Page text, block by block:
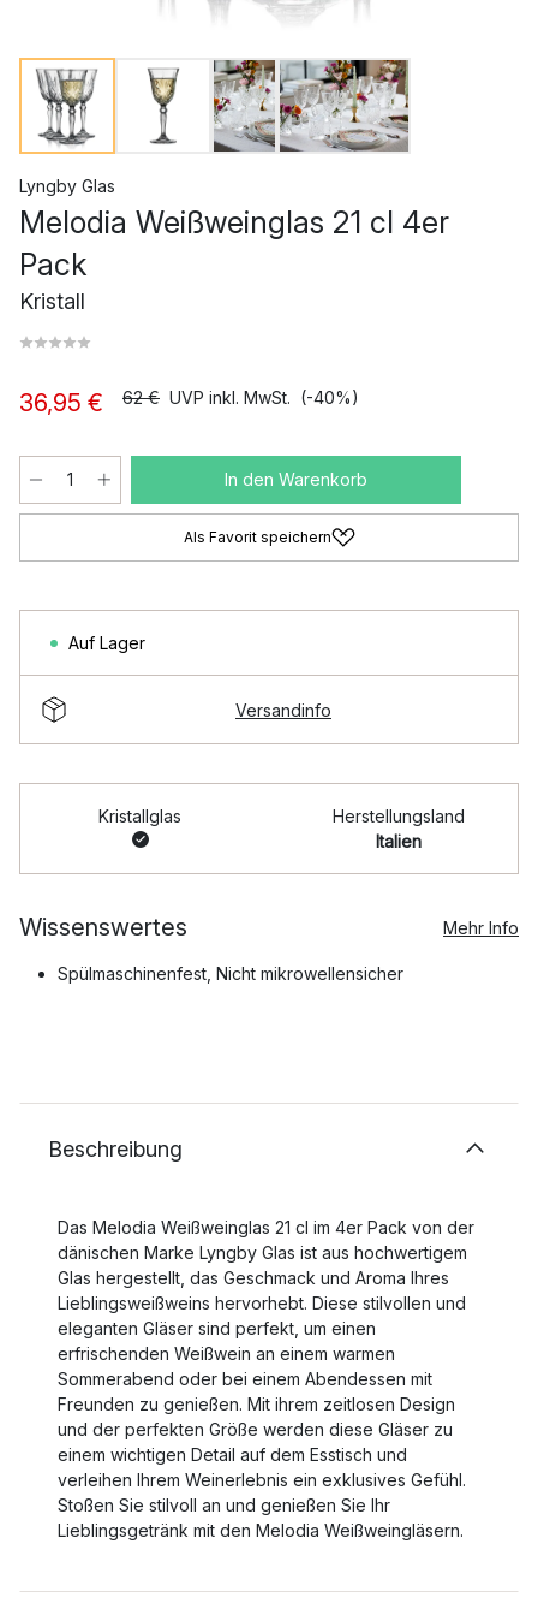
Lyngby Glas
Melodia Weißweinglas 21 cl 4er
Pack
Kristall
36,95 € 62 € UVP inkl. MwSt. (-40%)
In den Warenkorb
Als Favorit speichern
Auf Lager
Versandinfo
Kristallglas
Herstellungsland
Italien
Wissenswertes Mehr Info
Spülmaschinenfest, Nicht mikrowellensicher
Beschreibung
Das Melodia Weißweinglas 21 cl im 4er Pack von der
dänischen Marke Lyngby Glas ist aus hochwertigem
Glas hergestellt, das Geschmack und Aroma Ihres
Lieblingsweißweins hervorhebt. Diese stilvollen und
eleganten Gläser sind perfekt, um einen
erfrischenden Weißwein an einem warmen
Sommerabend oder bei einem Abendessen mit
Freunden zu genießen. Mit ihrem zeitlosen Design
und der perfekten Größe werden diese Gläser zu
einem wichtigen Detail auf dem Esstisch und
verleihen Ihrem Weinerlebnis ein exklusives Gefühl.
Stoßen Sie stilvoll an und genießen Sie Ihr
Lieblingsgetränk mit den Melodia Weißweingläsern.